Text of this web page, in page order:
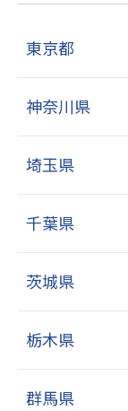
東京都
神奈川県
埼玉県
千葉県
茨城県
栃木県
群馬県